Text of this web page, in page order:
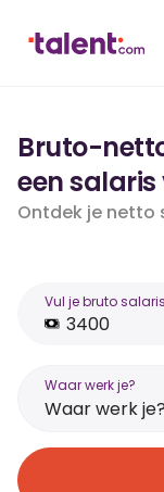
Bruto-
een
Ontdek je netto
Vul je bruto
Waar werk je?
Waar werk je?